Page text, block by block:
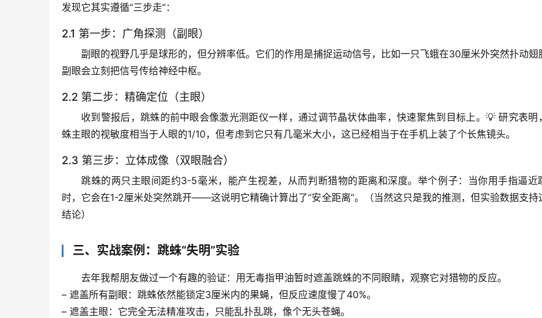
发现它其实遵循“三步走”：
2.1 第一步：广角探测（副眼）
副眼的视野几乎是球形的，但分辨率低。它们的作用是捕捉运动信号，比如一只飞蛾在30厘米外突然扑动翅
副眼会立刻把信号传给神经中枢。
2.2 第二步：精确定位（主眼）
收到警报后，跳蛛的前中眼会像激光测距仪一样，通过调节晶状体曲率，快速聚焦到目标上。💡 研究表明
蛛主眼的视敏度相当于人眼的1/10，但考虑到它只有几毫米大小，这已经相当于在手机上装了个长焦镜头。
2.3 第三步：立体成像（双眼融合）
跳蛛的两只主眼间距约3-5毫米，能产生视差，从而判断猎物的距离和深度。举个例子：当你用手指逼近
时，它会在1-2厘米处突然跳开——这说明它精确计算出了“安全距离”。（当然这只是我的推测，但实验数据支持
结论）
三、实战案例：跳蛛“失明”实验
去年我帮朋友做过一个有趣的验证：用无毒指甲油暂时遮盖跳蛛的不同眼睛，观察它对猎物的反应。
– 遮盖所有副眼 ：跳蛛依然能锁定3厘米内的果蝇，但反应速度慢了40%。
– 遮盖主眼 ：它完全无法精准攻击，只能乱扑乱跳，像个无头苍蝇。